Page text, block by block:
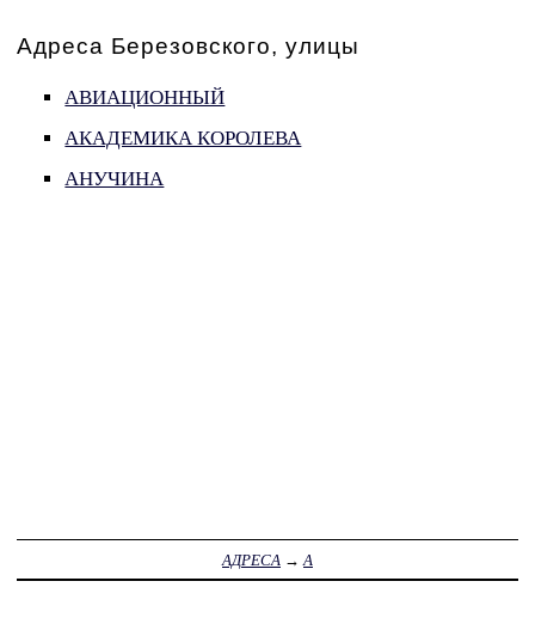
Адреса Березовского, улицы
АВИАЦИОННЫЙ
АКАДЕМИКА КОРОЛЕВА
АНУЧИНА
АДРЕСА → А